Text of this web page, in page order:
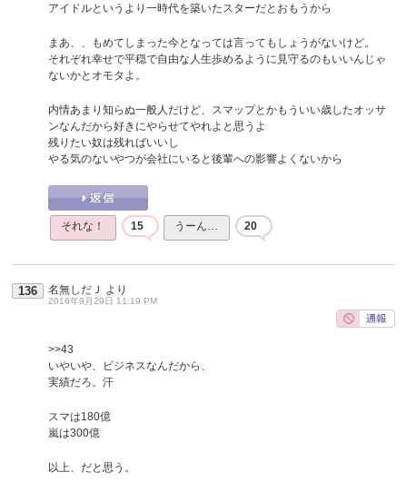
アイドルというより一時代を築いたスターだとおもうから
まあ、、もめてしまった今となっては言ってもしょうがないけど。
それぞれ幸せで平穏で自由な人生歩めるように見守るのもいいんじゃ
ないかとオモタよ。
内情あまり知らぬ一般人だけど、スマップとかもういい歳したオッサ
ンなんだから好きにやらせてやれよと思うよ
残りたい奴は残ればいいし
やる気のないやつが会社にいると後輩への影響よくないから
それな！ 15 うーん… 20
136 名無しだＪ より
2016年9月29日 11:19 PM
>>43
いやいや、ビジネスなんだから、
実績だろ。汗
スマは180億
嵐は300億
以上、だと思う。